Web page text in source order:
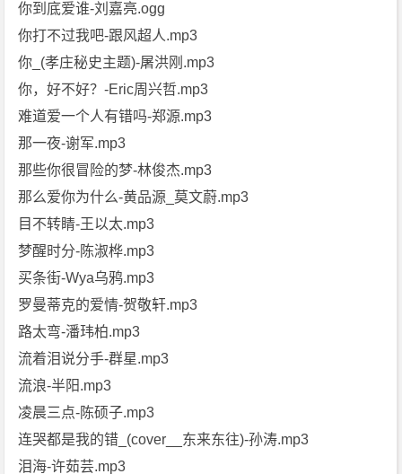
你到底爱谁-刘嘉亮.ogg
你打不过我吧-跟风超人.mp3
你_(孝庄秘史主题)-屠洪刚.mp3
你，好不好？-Eric周兴哲.mp3
难道爱一个人有错吗-郑源.mp3
那一夜-谢军.mp3
那些你很冒险的梦-林俊杰.mp3
那么爱你为什么-黄品源_莫文蔚.mp3
目不转睛-王以太.mp3
梦醒时分-陈淑桦.mp3
买条街-Wya乌鸦.mp3
罗曼蒂克的爱情-贺敬轩.mp3
路太弯-潘玮柏.mp3
流着泪说分手-群星.mp3
流浪-半阳.mp3
凌晨三点-陈硕子.mp3
连哭都是我的错_(cover__东来东往)-孙涛.mp3
泪海-许茹芸.mp3